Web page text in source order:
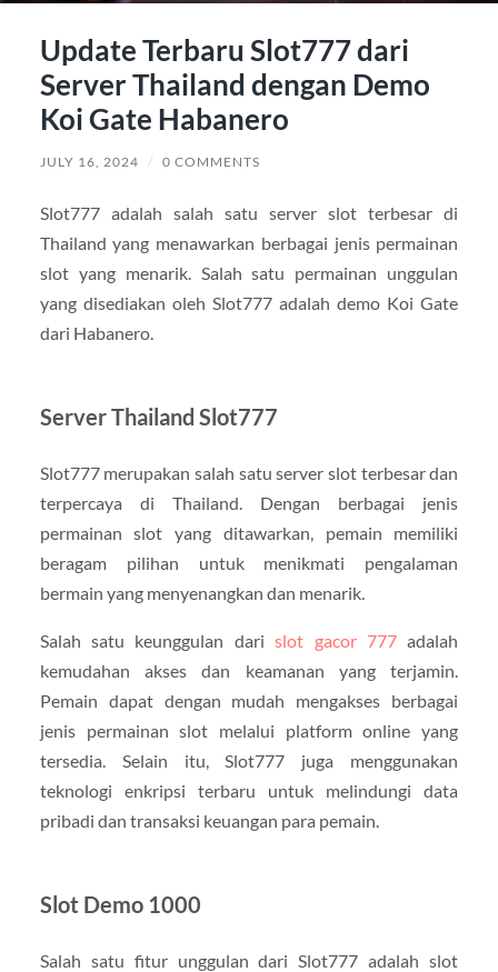
Update Terbaru Slot777 dari
Server Thailand dengan Demo
Koi Gate Habanero
JULY 16, 2024 / 0 COMMENTS
Slot777 adalah salah satu server slot terbesar di
Thailand yang menawarkan berbagai jenis permainan
slot yang menarik. Salah satu permainan unggulan
yang disediakan oleh Slot777 adalah demo Koi Gate
dari Habanero.
Server Thailand Slot777
Slot777 merupakan salah satu server slot terbesar dan
terpercaya di Thailand. Dengan berbagai jenis
permainan slot yang ditawarkan, pemain memiliki
beragam pilihan untuk menikmati pengalaman
bermain yang menyenangkan dan menarik.
Salah satu keunggulan darislot gacor 777adalah
kemudahan akses dan keamanan yang terjamin.
Pemain dapat dengan mudah mengakses berbagai
jenis permainan slot melalui platform online yang
tersedia. Selain itu, Slot777 juga menggunakan
teknologi enkripsi terbaru untuk melindungi data
pribadi dan transaksi keuangan para pemain.
Slot Demo 1000
Salah satu fitur unggulan dari Slot777 adalah slot